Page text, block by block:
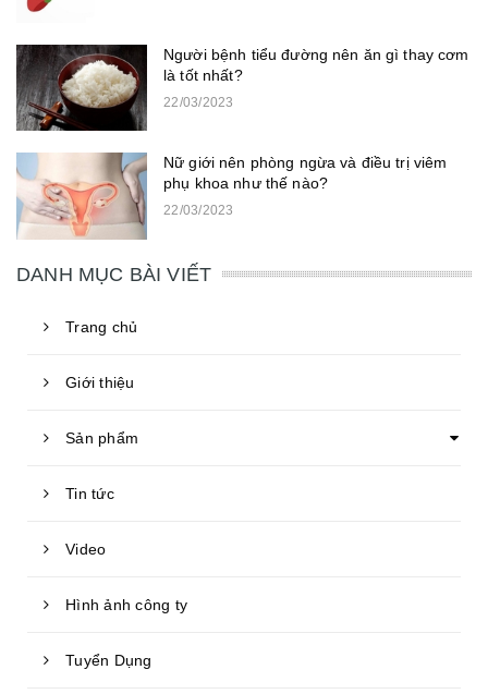
Người bệnh tiểu đường nên ăn gì thay cơm
là tốt nhất?
22/03/2023
Nữ giới nên phòng ngừa và điều trị viêm
phụ khoa như thế nào?
22/03/2023
DANH MỤC BÀI VIẾT
Trang chủ
Giới thiệu
Sản phẩm
Tin tức
Video
Hình ảnh công ty
Tuyển Dụng